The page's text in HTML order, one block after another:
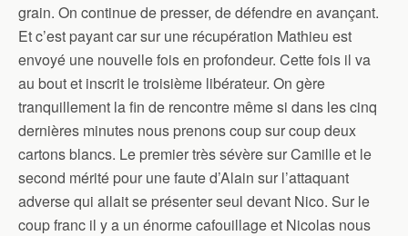
grain. On continue de presser, de défendre en avançant.
Et c’est payant car sur une récupération Mathieu est
envoyé une nouvelle fois en profondeur. Cette fois il va
au bout et inscrit le troisième libérateur. On gère
tranquillement la fin de rencontre même si dans les cinq
dernières minutes nous prenons coup sur coup deux
cartons blancs. Le premier très sévère sur Camille et le
second mérité pour une faute d’Alain sur l’attaquant
adverse qui allait se présenter seul devant Nico. Sur le
coup franc il y a un énorme cafouillage et Nicolas nous